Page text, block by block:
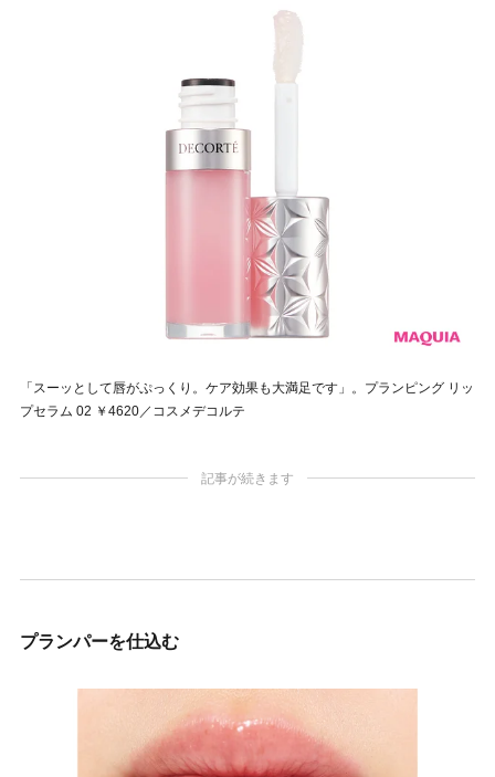
「スーッとして唇がぷっくり。ケア効果も大満足です」。プランピング リッ
プセラム 02 ￥4620／コスメデコルテ
記事が続きます
プランパーを仕込む